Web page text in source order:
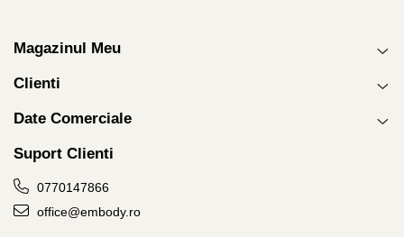
Magazinul Meu
Clienti
Date Comerciale
Suport Clienti
0770147866
office@embody.ro